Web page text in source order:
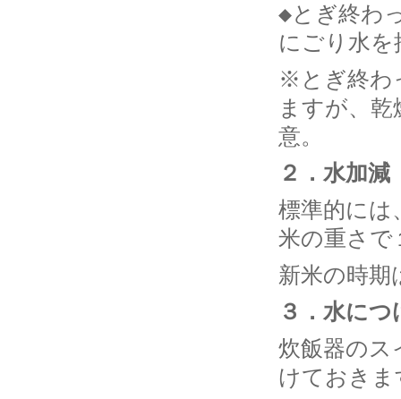
◆とぎ終わ
にごり水を
※とぎ終わ
ますが、
意。
２．水加減
標準的には
米の重さで
新米の時期
３．水に
炊飯器のス
けておきま